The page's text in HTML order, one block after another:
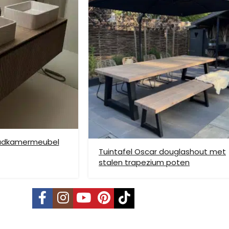
verzendmethode te kiezen. Het kan voorkomen dat u een handje
is niet mogelijk. Dient je meubel met een verhuislift op de
op etage rekenen wij hier extra kosten voor, prijs op
mogelijk. Kleine pakketten kunnen via DHL verstuurd
is per pallet en is op aanvraag.
Tuintafel Oscar douglashout met
stalen trapezium poten